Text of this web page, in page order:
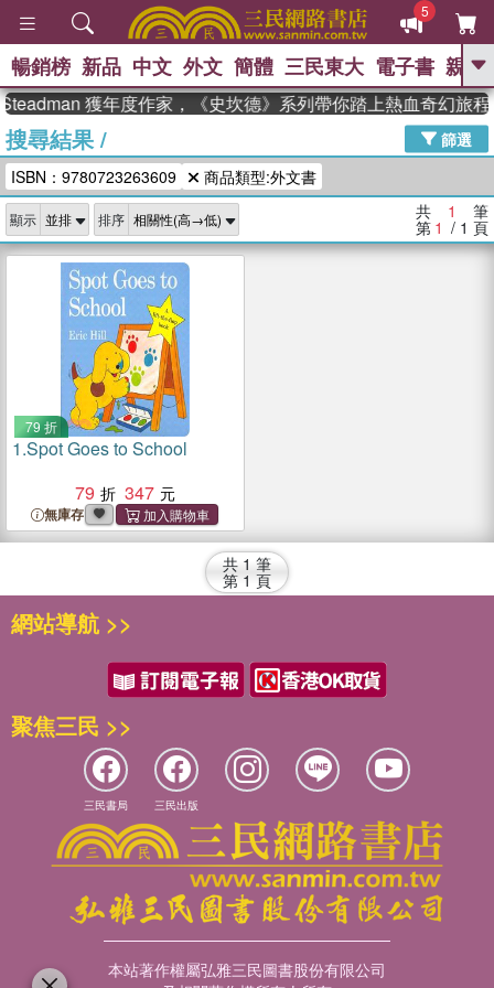
5
GO
The Odyssey 、
父親節 、 如果歷史是一群喵 、 暑期
推薦 、 國際布克獎 臺灣漫遊錄
念華 、 台灣的李登輝時代 、 數學女
孩：黎曼猜想
偉大的迷走神經
暢銷榜 新品 中文 外文 簡體 三民東大 電子書 親子
獲年度作家，《史坎德》系列帶你踏上熱血奇幻旅程
搜尋結果/
篩選
ISBN：9780723263609
商品類型:外文書
顯示 排序 共 1 筆
第 1 / 1 頁
79 折
1.Spot Goes to School
79
347
無庫存
共 1 筆
第 1 頁
網站導航 >>
聚焦三民 >>
三民書局 三民出版
本站著作權屬弘雅三民圖書股份有限公司